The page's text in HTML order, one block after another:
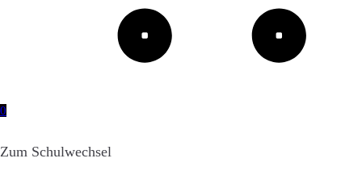
0
Zum Schulwechsel